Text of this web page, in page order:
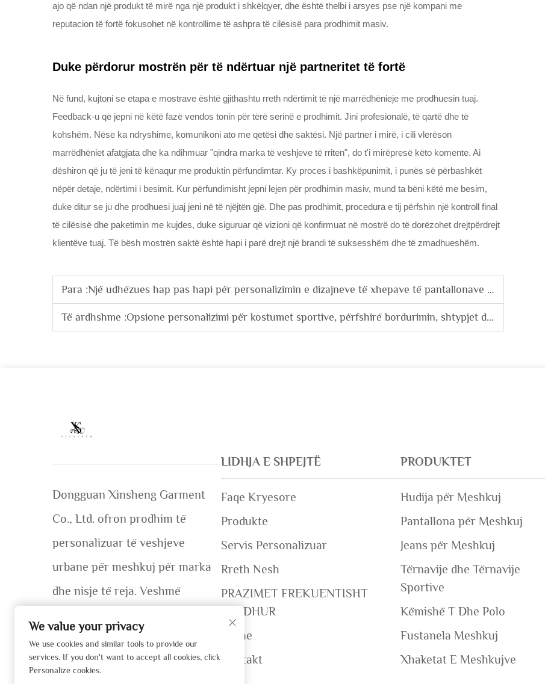
ajo që ndan një produkt të mirë nga një produkt i shkëlqyer, dhe është thelbi i arsyes pse një kompani me
reputacion të fortë fokusohet në kontrollime të ashpra të cilësisë para prodhimit masiv.
Duke përdorur mostrën për të ndërtuar një partneritet të fortë
Në fund, kujtoni se etapa e mostrave është gjithashtu rreth ndërtimit të një marrëdhënieje me prodhuesin tuaj.
Feedback-u që jepni në këtë fazë vendos tonin për tërë serinë e prodhimit. Jini profesionalë, të qartë dhe të
kohshëm. Nëse ka ndryshime, komunikoni ato me qetësi dhe saktësi. Një partner i mirë, i cili vlerëson
marrëdhëniet afatgjata dhe ka ndihmuar "qindra marka të veshjeve të rriten", do t'i mirëpresë këto komente. Ai
dëshiron që ju të jeni të kënaqur me produktin përfundimtar. Ky proces i bashkëpunimit, i punës së përbashkët
nëpër detaje, ndërtimi i besimit. Kur përfundimisht jepni lejen për prodhimin masiv, mund ta bëni këtë me besim,
duke ditur se ju dhe prodhuesi juaj jeni në të njëjtën gjë. Dhe pas prodhimit, procedura e tij përfshin një kontroll final
të cilësisë dhe paketimin me kujdes, duke siguruar që vizioni që konfirmuat në mostrë do të dorëzohet drejtpërdrejt
klientëve tuaj. Të bësh mostrën saktë është hapi i parë drejt një brandi të suksesshëm dhe të zmadhueshëm.
Para :Një udhëzues hap pas hapi për personalizimin e dizajneve të xhepave të pantallonave për porositë me shumicë të markave.
Të ardhshme :Opsione personalizimi për kostumet sportive, përfshirë bordurimin, shtypjet dhe brishtat.
Dongguan Xinsheng Garment
Co., Ltd. ofron prodhim të
personalizuar të veshjeve
urbane për meshkuj për marka
dhe nisje të reja. Veshmë
mbi 50 marka globale. Mostre të
shpejta (7–12 ditë). Merrni një
LIDHJA E SHPEJTË
Faqe Kryesore
Produkte
Servis Personalizuar
Rreth Nesh
PRAZIMET FREKUENTISHT
BARDHUR
Lajme
Kontakt
PRODUKTET
Hudija për Meshkuj
Pantallona për Meshkuj
Jeans për Meshkuj
Tërnavije dhe Tërnavije
Sportive
Këmishë T Dhe Polo
Fustanela Meshkuj
Xhaketat E Meshkujve
We value your privacy
We use cookies and similar tools to provide our
services. If you don't want to accept all cookies, click
Personalize cookies.